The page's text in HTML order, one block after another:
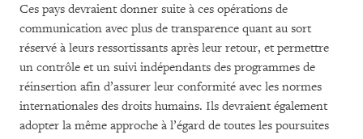
Ces pays devraient donner suite à ces opérations de
communication avec plus de transparence quant au sort
réservé à leurs ressortissants après leur retour, et permettre
un contrôle et un suivi indépendants des programmes de
réinsertion afin d’assurer leur conformité avec les normes
internationales des droits humains. Ils devraient également
adopter la même approche à l’égard de toutes les poursuites